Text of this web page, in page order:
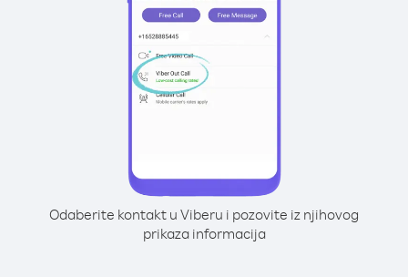
Odaberite kontakt u Viberu i pozovite iz njihovog
prikaza informacija